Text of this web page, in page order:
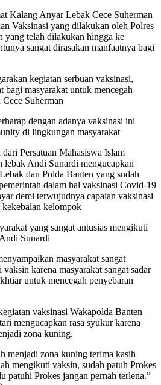
Kalang Anyar Lebak Cece Suherman
Vaksinasi yang dilakukan oleh Polres
yang telah dilakukan hingga ke
sangat dirasakan manfaatnya bagi
kegiatan serbuan vaksinasi,
bagi masyarakat untuk mencegah
Suherman
dengan adanya vaksinasi ini
di lingkungan masyarakat
Persatuan Mahasiswa Islam
Andi Sunardi mengucapkan
dan Polda Banten yang sudah
dalam hal vaksinasi Covid-19
demi terwujudnya capaian vaksinasi
kelompok
yang sangat antusias mengikuti
Sunardi
masyarakat sangat
karena masyarakat sangat sadar
untuk mencegah penyebaran
vaksinasi Wakapolda Banten
mengucapkan rasa syukur karena
zona kuning.
menjadi zona kuning terima kasih
mengikuti vaksin, sudah patuh Prokes
patuhi Prokes jangan pernah terlena.”